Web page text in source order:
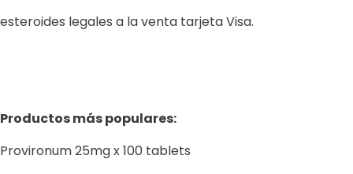
esteroides legales a la venta tarjeta Visa.
Productos más populares:
Provironum 25mg x 100 tablets